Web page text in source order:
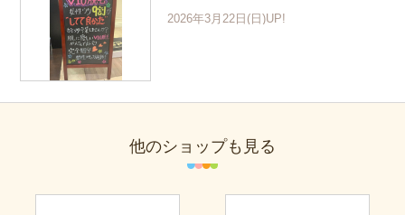
2026年3月22日(日)UP!
他のショップも見る